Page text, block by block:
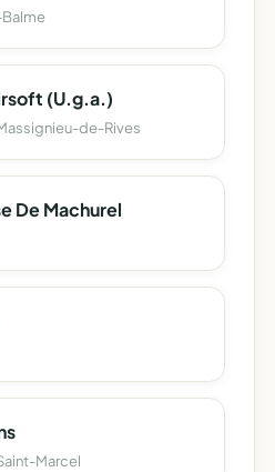
Balme
(U.g.a.)
de-Rives
De Machurel
Marcel